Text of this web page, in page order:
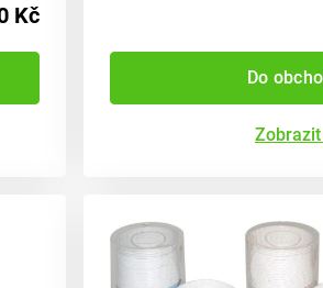
Kč
Do